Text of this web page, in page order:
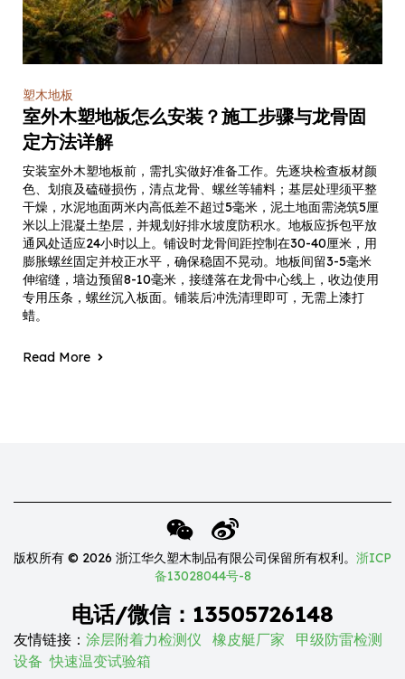
塑木地板
室外木塑地板怎么安装？施工步骤与龙骨固
定方法详解
安装室外木塑地板前，需扎实做好准备工作。先逐块检查板材颜
色、划痕及磕碰损伤，清点龙骨、螺丝等辅料；基层处理须平整
干燥，水泥地面两米内高低差不超过5毫米，泥土地面需浇筑5厘
米以上混凝土垫层，并规划好排水坡度防积水。地板应拆包平放
通风处适应24小时以上。铺设时龙骨间距控制在30-40厘米，用
膨胀螺丝固定并校正水平，确保稳固不晃动。地板间留3-5毫米
伸缩缝，墙边预留8-10毫米，接缝落在龙骨中心线上，收边使用
专用压条，螺丝沉入板面。铺装后冲洗清理即可，无需上漆打
蜡。
Read More
版权所有 © 2026 浙江华久塑木制品有限公司保留所有权利。 浙ICP
备13028044号-8
电话/微信：13505726148
友情链接： 涂层附着力检测仪 橡皮艇厂家
甲级防雷检测
设备 快速温变试验箱